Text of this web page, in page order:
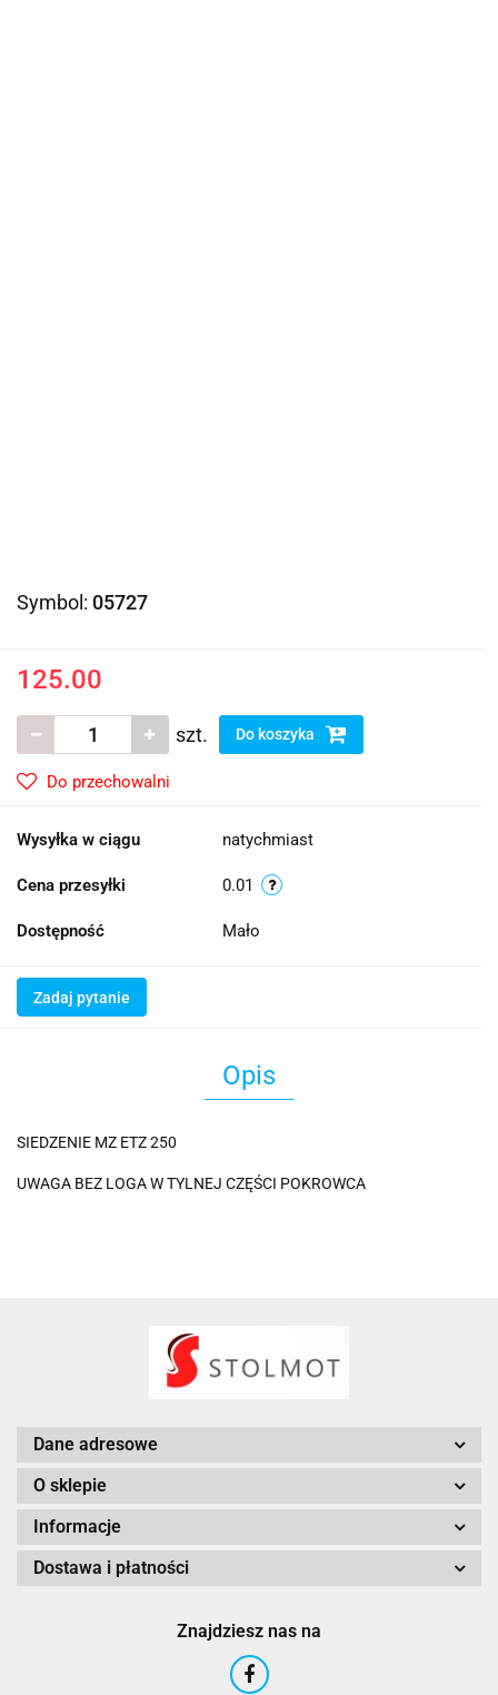
Symbol: 05727
125.00
szt. Do koszyka
Do przechowalni
Wysyłka w ciągu natychmiast
Cena przesyłki 0.01
Dostępność Mało
Zadaj pytanie
Opis
SIEDZENIE MZ ETZ 250
UWAGA BEZ LOGA W TYLNEJ CZĘŚCI POKROWCA
Dane adresowe
O sklepie
Informacje
Dostawa i płatności
Znajdziesz nas na